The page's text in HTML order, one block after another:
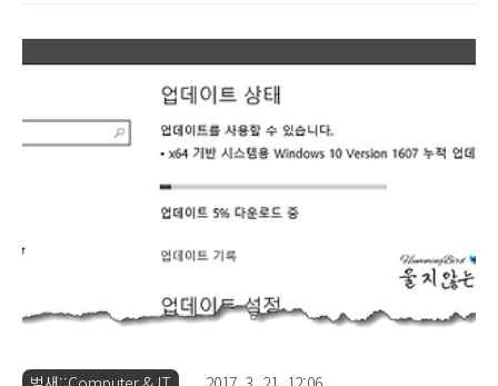
버전으로 지원되지 않으므로 시스템에서 중요한 보안 업데이트를
놓칠 수 있습니다. 이 문제를 해결하려면 "자세한 정보" 링크를 선택
하세요. Your PC uses a processor that is designed for the
latest version of Windows...